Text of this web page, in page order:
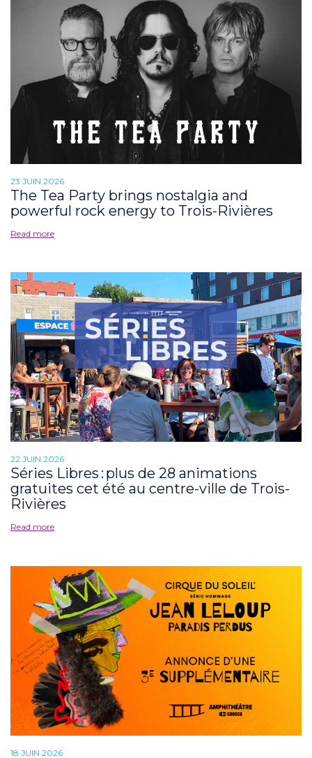
23 JUIN 2026
The Tea Party brings nostalgia and
powerful rock energy to Trois-Rivières
Read more
22 JUIN 2026
Séries Libres : plus de 28 animations
gratuites cet été au centre-ville de Trois-
Rivières
Read more
18 JUIN 2026